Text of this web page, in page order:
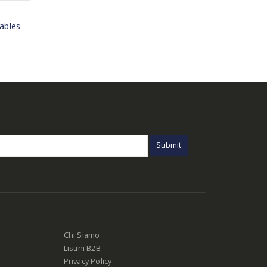
Chi Siamo
Listini B2B
Privacy Policy